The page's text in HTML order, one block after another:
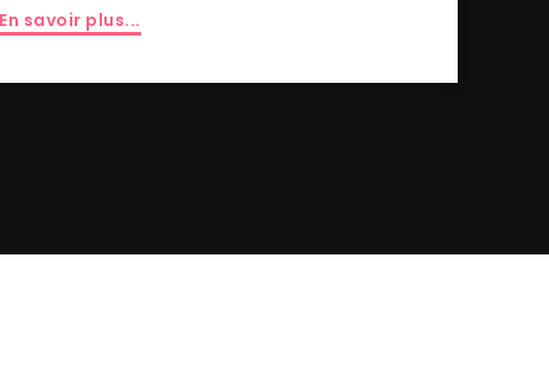
En savoir plus...